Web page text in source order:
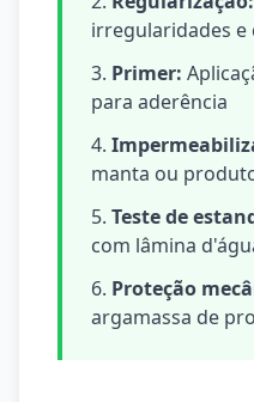
irregularidades e
Primer:
para aderência
manta ou
Teste de
com lâmina
Proteção
argamassa de